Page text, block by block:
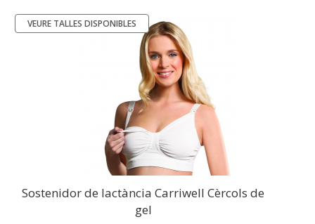
VEURE TALLES DISPONIBLES
Sostenidor de lactància Carriwell Cèrcols de
gel